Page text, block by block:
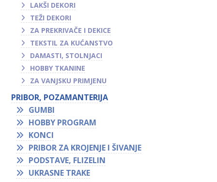
LAKŠI DEKORI
TEŽI DEKORI
ZA PREKRIVAČE I DEKICE
TEKSTIL ZA KUĆANSTVO
DAMASTI, STOLNJACI
HOBBY TKANINE
ZA VANJSKU PRIMJENU
PRIBOR, POZAMANTERIJA
GUMBI
HOBBY PROGRAM
KONCI
PRIBOR ZA KROJENJE I ŠIVANJE
PODSTAVE, FLIZELIN
UKRASNE TRAKE